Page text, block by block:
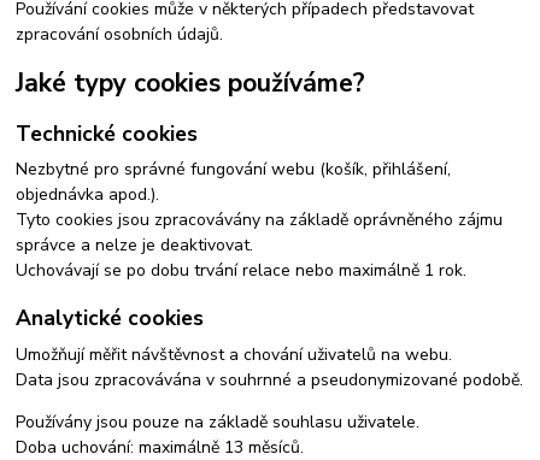
Používání cookies může v některých případech představovat
zpracování osobních údajů.
Jaké typy cookies používáme?
Technické cookies
Nezbytné pro správné fungování webu (košík, přihlášení,
objednávka apod.).
Tyto cookies jsou zpracovávány na základě oprávněného zájmu
správce a nelze je deaktivovat.
Uchovávají se po dobu trvání relace nebo maximálně 1 rok.
Analytické cookies
Umožňují měřit návštěvnost a chování uživatelů na webu.
Data jsou zpracovávána v souhrnné a pseudonymizované podobě.
Používány jsou pouze na základě souhlasu uživatele.
Doba uchování: maximálně 13 měsíců.